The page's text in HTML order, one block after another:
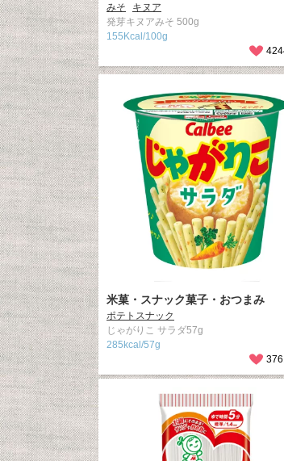
みそ
キヌア
発芽キヌアみそ 500g
155Kcal/100g
米菓・スナック菓子・おつまみ
ポテトスナック
じゃがりこ サラダ57g
285kcal/57g